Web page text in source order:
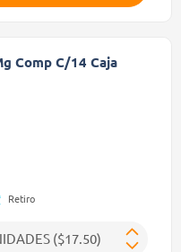
Comp C/14 Caja
Retiro